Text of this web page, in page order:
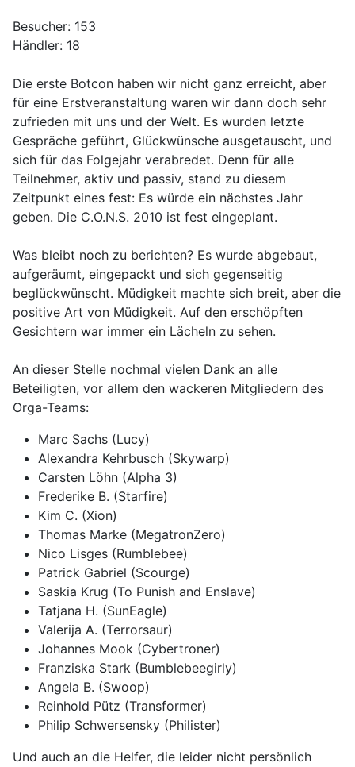
Besucher: 153
Händler: 18
Die erste Botcon haben wir nicht ganz erreicht, aber
für eine Erstveranstaltung waren wir dann doch sehr
zufrieden mit uns und der Welt. Es wurden letzte
Gespräche geführt, Glückwünsche ausgetauscht, und
sich für das Folgejahr verabredet. Denn für alle
Teilnehmer, aktiv und passiv, stand zu diesem
Zeitpunkt eines fest: Es würde ein nächstes Jahr
geben. Die C.O.N.S. 2010 ist fest eingeplant.
Was bleibt noch zu berichten? Es wurde abgebaut,
aufgeräumt, eingepackt und sich gegenseitig
beglückwünscht. Müdigkeit machte sich breit, aber die
positive Art von Müdigkeit. Auf den erschöpften
Gesichtern war immer ein Lächeln zu sehen.
An dieser Stelle nochmal vielen Dank an alle
Beteiligten, vor allem den wackeren Mitgliedern des
Orga-Teams:
Marc Sachs (Lucy)
Alexandra Kehrbusch (Skywarp)
Carsten Löhn (Alpha 3)
Frederike B. (Starfire)
Kim C. (Xion)
Thomas Marke (MegatronZero)
Nico Lisges (Rumblebee)
Patrick Gabriel (Scourge)
Saskia Krug (To Punish and Enslave)
Tatjana H. (SunEagle)
Valerija A. (Terrorsaur)
Johannes Mook (Cybertroner)
Franziska Stark (Bumblebeegirly)
Angela B. (Swoop)
Reinhold Pütz (Transformer)
Philip Schwersensky (Philister)
Und auch an die Helfer, die leider nicht persönlich